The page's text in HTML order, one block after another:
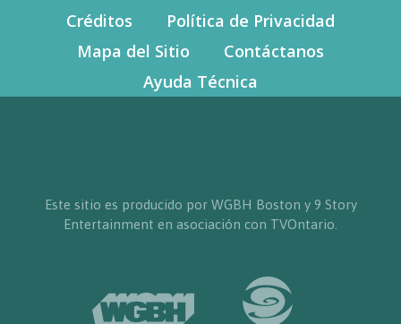
Créditos
Política de Privacidad
Mapa del Sitio
Contáctanos
Ayuda Técnica
Este sitio es producido por WGBH Boston y 9 Story
Entertainment en asociación con TVOntario.